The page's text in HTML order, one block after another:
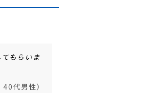
もらいま
40代男性）